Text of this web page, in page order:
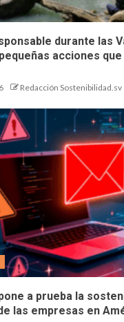
durante las
acciones
Redacción Sostenibilidad.sv
a prueba la
las empresas en